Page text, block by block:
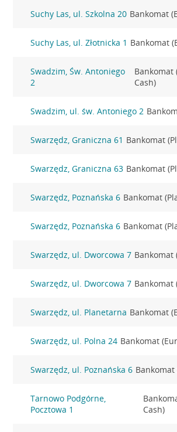
Suchy Las, ul. Szkolna 20 Bankomat
Suchy Las, ul. Złotnicka 1 Bankomat
Swadzim, Św. Antoniego
2
Bankomat
Cash)
Swadzim, ul. św. Antoniego 2
Swarzędz, Graniczna 61 Bankomat
Swarzędz, Graniczna 63 Bankomat
Swarzędz, Poznańska 6 Bankomat
Swarzędz, Poznańska 6 Bankomat
Swarzędz, ul. Dworcowa 7 Bankomat
Swarzędz, ul. Dworcowa 7 Bankomat
Swarzędz, ul. Planetarna Bankomat
Swarzędz, ul. Polna 24 Bankomat
Swarzędz, ul. Poznańska 6
Tarnowo Podgórne,
Pocztowa 1
Cash)